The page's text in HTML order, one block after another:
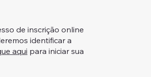
de inscrição online
identificar a
aqui para iniciar sua